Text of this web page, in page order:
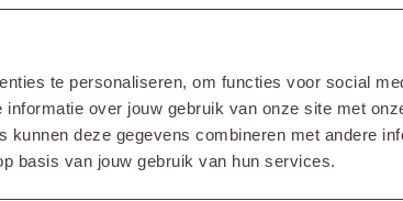
te personaliseren, om functies voor social
over jouw gebruik van onze site met
kunnen deze gegevens combineren met andere
basis van jouw gebruik van hun services.
adviseren wij je, om in het
af te dekken met een
van ademend materiaal.
in combinatie met een shield en/of